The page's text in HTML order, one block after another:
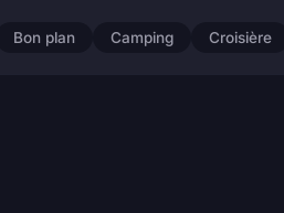
Bon plan Camping Croisière